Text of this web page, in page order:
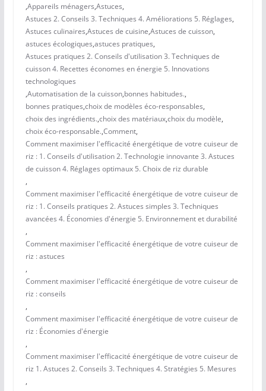
,Appareils ménagers,Astuces,
Astuces 2. Conseils 3. Techniques 4. Améliorations 5. Réglages,
Astuces culinaires,Astuces de cuisine,Astuces de cuisson,
astuces écologiques,astuces pratiques,
Astuces pratiques 2. Conseils d'utilisation 3. Techniques de
cuisson 4. Recettes économes en énergie 5. Innovations
technologiques
,Automatisation de la cuisson,bonnes habitudes.,
bonnes pratiques,choix de modèles éco-responsables,
choix des ingrédients.,choix des matériaux,choix du modèle,
choix éco-responsable.,Comment,
Comment maximiser l'efficacité énergétique de votre cuiseur de
riz : 1. Conseils d'utilisation 2. Technologie innovante 3. Astuces
de cuisson 4. Réglages optimaux 5. Choix de riz durable
,
Comment maximiser l'efficacité énergétique de votre cuiseur de
riz : 1. Conseils pratiques 2. Astuces simples 3. Techniques
avancées 4. Économies d'énergie 5. Environnement et durabilité
,
Comment maximiser l'efficacité énergétique de votre cuiseur de
riz : astuces
,
Comment maximiser l'efficacité énergétique de votre cuiseur de
riz : conseils
,
Comment maximiser l'efficacité énergétique de votre cuiseur de
riz : Économies d'énergie
,
Comment maximiser l'efficacité énergétique de votre cuiseur de
riz 1. Astuces 2. Conseils 3. Techniques 4. Stratégies 5. Mesures
,